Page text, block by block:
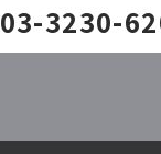
03-3230-